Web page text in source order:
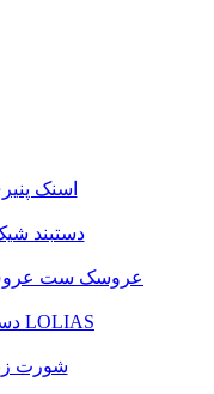
اسنک پنیری
دستبند
عروسک ست عروس
دستبند مردانه طرح پلنگ برند LOLIAS
شورت